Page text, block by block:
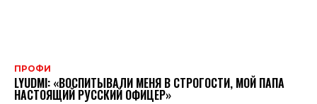
ПРОФИ
LYUDMI: «ВОСПИТЫВАЛИ МЕНЯ В СТРОГОСТИ, МОЙ ПАПА
НАСТОЯЩИЙ РУССКИЙ ОФИЦЕР»